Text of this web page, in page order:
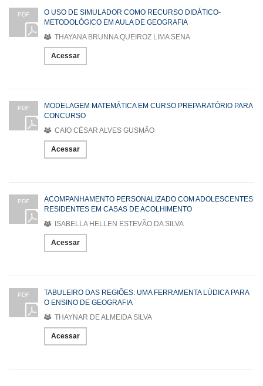
PDF
O USO DE SIMULADOR COMO RECURSO DIDÁTICO-
METODOLÓGICO EM AULA DE GEOGRAFIA
THAYANA BRUNNA QUEIROZ LIMA SENA
Acessar
PDF
MODELAGEM MATEMÁTICA EM CURSO PREPARATÓRIO PARA
CONCURSO
CAIO CÉSAR ALVES GUSMÃO
Acessar
PDF
ACOMPANHAMENTO PERSONALIZADO COM ADOLESCENTES
RESIDENTES EM CASAS DE ACOLHIMENTO
ISABELLA HELLEN ESTEVÃO DA SILVA
Acessar
PDF
TABULEIRO DAS REGIÕES: UMA FERRAMENTA LÚDICA PARA
O ENSINO DE GEOGRAFIA
THAYNAR DE ALMEIDA SILVA
Acessar